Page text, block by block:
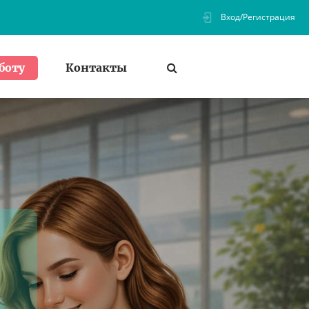
Вход/Регистрация
Контакты